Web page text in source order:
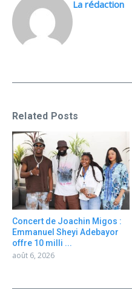
La rédaction
Related Posts
Concert de Joachin Migos :
Emmanuel Sheyi Adebayor
offre 10 milli ...
août 6, 2026